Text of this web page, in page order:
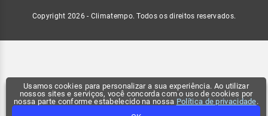
Usamos cookies para personalizar a sua experiência. Ao utilizar
nossos sites e serviços, você concorda com o uso de cookies por
nossa parte conforme estabelecido na nossa Política de privacidade.
Copyright 2026 - Climatempo. Todos os direitos reservados.